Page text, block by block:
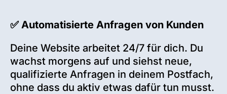
✅ Automatisierte Anfragen von Kunden
Deine Website arbeitet 24/7 für dich. Du
wachst morgens auf und siehst neue,
qualifizierte Anfragen in deinem Postfach,
ohne dass du aktiv etwas dafür tun musst.